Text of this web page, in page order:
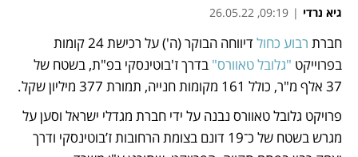
גיא נרדי |
09:19, 26.05.22
חברת רבוע כחול
בפרוייקט "גלובל טאוורס"
37 אלף מ"ר, כולל 161 מקומות חנייה, תמורת 377 מיליון שקל.